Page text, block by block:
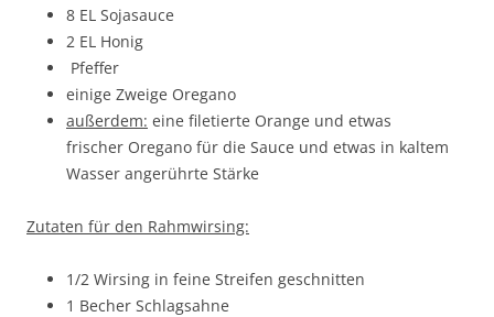
8 EL Sojasauce
2 EL Honig
Pfeffer
einige Zweige Oregano
außerdem: eine filetierte Orange und etwas
frischer Oregano für die Sauce und etwas in kaltem
Wasser angerührte Stärke
Zutaten für den Rahmwirsing:
1/2 Wirsing in feine Streifen geschnitten
1 Becher Schlagsahne